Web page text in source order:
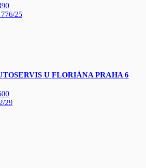
25
U FLORIÁNA PRAHA 6
29